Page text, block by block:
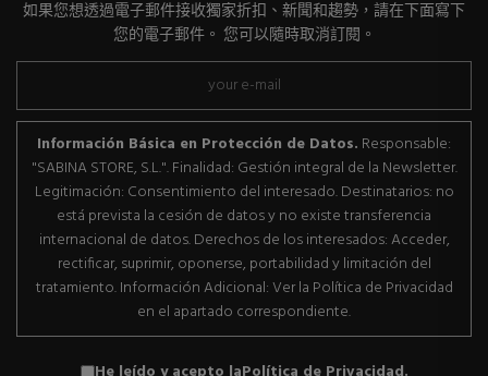
如果您想透過電子郵件接收獨家折扣、新聞和趨勢，請在下面寫下
您的電子郵件。 您可以隨時取消訂閱。
Información Básica en Protección de Datos. Responsable:
"SABINA STORE, S.L.". Finalidad: Gestión integral de la Newsletter.
Legitimación: Consentimiento del interesado. Destinatarios: no
está prevista la cesión de datos y no existe transferencia
internacional de datos. Derechos de los interesados: Acceder,
rectificar, suprimir, oponerse, portabilidad y limitación del
tratamiento. Información Adicional: Ver la Política de Privacidad
en el apartado correspondiente.